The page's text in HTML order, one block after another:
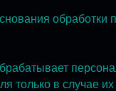
обработки
только в случае